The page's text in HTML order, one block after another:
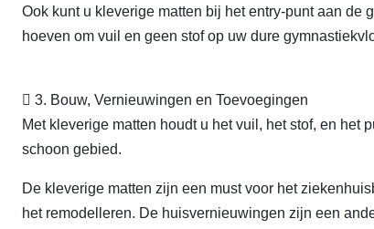
Ook kunt u kleverige matten bij het entry-punt aan
hoeven om vuil en geen stof op uw dure
 3. Bouw, Vernieuwingen en Toevoegingen
Met kleverige matten houdt u het vuil, het stof, en
schoon gebied.
De kleverige matten zijn een must voor het
het remodelleren. De huisvernieuwingen zijn een